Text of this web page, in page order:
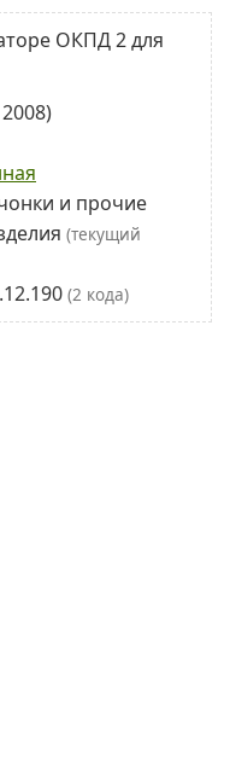
ОКПД 2 для
и прочие
(текущий
(2 кода)